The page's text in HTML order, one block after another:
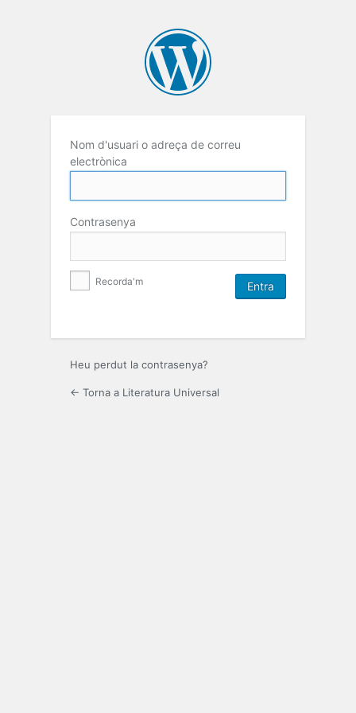
Nom d'usuari o adreça de correu
electrònica
Contrasenya
Recorda'm
Heu perdut la contrasenya?
← Torna a Literatura Universal